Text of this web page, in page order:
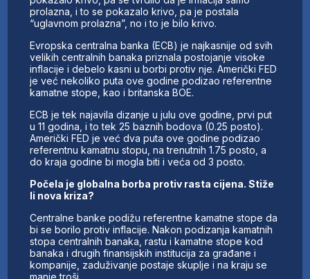
prolazna, i to se pokazalo krivo, pa je postala
“uglavnom prolazna”, no i to je bilo krivo.
Evropska centralna banka (ECB) je najkasnije od svih
velikih centralnih banaka priznala postojanje visoke
inflacije i debelo kasni u borbi protiv nje. Američki FED
je već nekoliko puta ove godine podizao referentne
kamatne stope, kao i britanska BOE.
ECB je tek najavila dizanje u julu ove godine, prvi put
u 11 godina, i to tek 25 baznih bodova (0.25 posto).
Američki FED je već dva puta ove godine podizao
referentnu kamatnu stopu, na trenutnih 1.75 posto, a
do kraja godine bi mogla biti i veća od 3 posto.
Počela je globalna borba protiv rasta cijena. Stiže
li nova kriza?
Centralne banke podižu referentne kamatne stope da
bi se borilo protiv inflacije. Nakon podizanja kamatnih
stopa centralnih banaka, rastu i kamatne stope kod
banaka i drugih finansijskih institucija za građane i
kompanije, zaduživanje postaje skuplje i na kraju se